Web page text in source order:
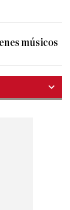
músicos